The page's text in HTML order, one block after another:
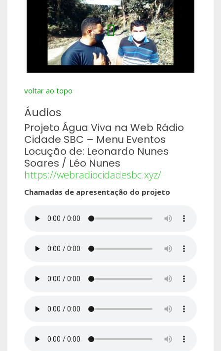
voltar ao topo
Áudios
Projeto Água Viva na Web Rádio
Cidade SBC – Menu Eventos
Locução de: Leonardo Nunes
Soares / Léo Nunes
https://webradiocidadesbc.xyz/
Chamadas de apresentação do projeto